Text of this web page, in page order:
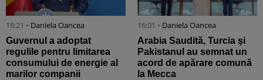
16:21 • Daniela Oancea
Guvernul a adoptat
regulile pentru limitarea
consumului de energie al
marilor companii
16:01 • Daniela Oancea
Arabia Saudită, Turcia şi
Pakistanul au semnat un
acord de apărare comună
la Mecca